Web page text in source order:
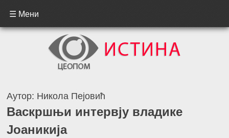
☰ Мени
Аутор: Никола Пејовић
Васкршњи интервју владике
Јоаникија